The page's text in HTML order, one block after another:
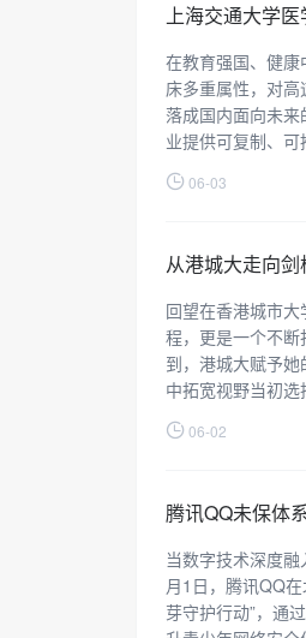
上海交通大学
在教育强国、健
床多重属性，对
落成国内面向未
业提供可复制、可
06-03
从港城大走向
回望在香港城市
程，更是一个不
到，港城大赋予
中拓宽视野当初
06-02
腾讯QQ未保体
当数字技术深度
月1日，腾讯QQ
芽守护行动”，通